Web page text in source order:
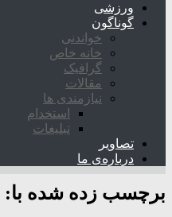
ورزشی
گوناگون
خواندنی
خانه خاص
گرافیک
مقالات
نیازمندی ها
استخدام
تبلیغات
تصاویر
درباره‌ی ما
برچسب زده شده با: